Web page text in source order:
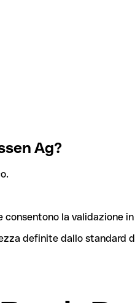
Ag?
la validazione
definite dallo standard